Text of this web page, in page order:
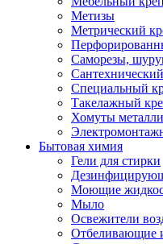
Метизы
Метрический
Саморезы,
Специальный
Такелажный
Хомуты
Бытовая химия
Гели для стирки
Моющие
Мыло
Освежители
Отбеливающие